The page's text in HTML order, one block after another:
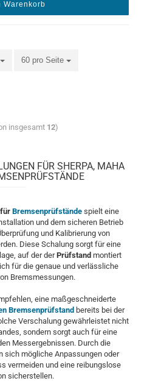
Warenkorb
60 pro Seite
insgesamt 12)
FÜR SHERPA, MAHA
Bremsenprüfstände spielt eine
und dem sicheren Betrieb
und Kalibrierung von
Diese Schalung sorgt für eine
auf der derPrüfstand montiert
für die genaue und verlässliche
Bremsmessungen.
eine maßgeschneiderte
Bremsenprüfstand bereits bei der
Verschalung gewährleistet nicht
sondern sorgt auch für eine
Messergebnissen. Durch die
sich mögliche Anpassungen oder
vermeiden und eine reibungslose
sicherstellen.